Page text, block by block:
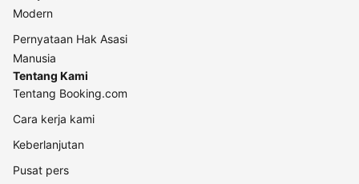
Modern
Pernyataan Hak Asasi
Manusia
Tentang Kami
Tentang Booking.com
Cara kerja kami
Keberlanjutan
Pusat pers